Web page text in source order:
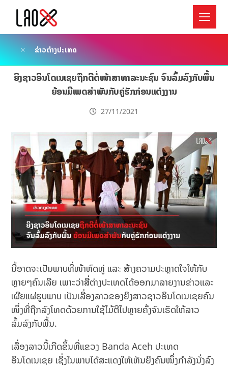
ຂ່າວຕ່າງປະເທດ
ຍິງຊາວອິນໂດເນເຊຍຖືກຕີຕໍ່ໜ້າສາທາລະນະຊົນ ຈົນລົ້ມລົງກັບພື້ນ
ຍ້ອນມີເພດສຳພັນກັບຄູ່ຮັກກ່ອນແຕ່ງງານ
27/11/2021
ນີ້ອາດຈະເປັນພາບທີ່ໜ້າຫົດຫູ່ ແລະ ສ້າງຄວາມປະຫຼາດໃຈໃຫ້ກັບ
ຫຼາຍໆຄົນເລີຍ ເພາະວ່າສື່ຕ່າງປະເທດໄດ້ອອກມາລາຍງານຂ່າວແລະ
ເຜີຍແຜ່ຮູບພາບ ເປັນເລື່ອງລາວຂອງຍິງສາວຊາວອິນໂດເນເຊຍຄົນ
ໜຶ່ງທີ່ຖືກລົງໂທດດ້ວຍການໃຊ້ໄມ້ຕີໄປຫຼາຍຄັ້ງຈົນເຮັດໃຫ້ລາວ
ລົ້ມລົງກັບພື້ນ.
ເລື່ອງລາວນີ້ເກີດຂຶ້ນທີ່ແຂວງ Banda Aceh ປະເທດ
ອິນໂດເນເຊຍ ເຊິ່ງໃນພາບໄດ້ສະແດງໃຫ້ເຫັນຍິງຄົນໜຶ່ງກຳລັງນັ່ງລົງ